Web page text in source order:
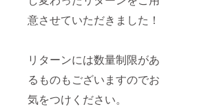
意させていただきました！
リターンには数量制限があ
るものもございますのでお
気をつけください。